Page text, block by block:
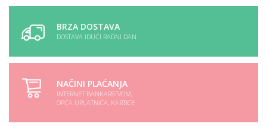
BRZA DOSTAVA
DOSTAVA IDUĆI RADNI DAN
NAČINI PLAĆANJA
INTERNET BANKARSTVOM,
OPĆA UPLATNICA, KARTICE